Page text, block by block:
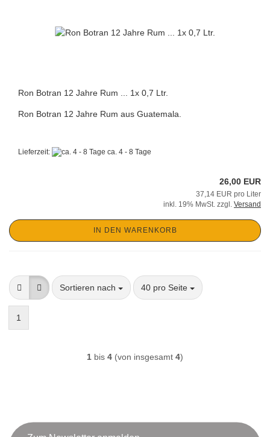
Ron Botran 12 Jahre Rum ... 1x 0,7 Ltr.
Ron Botran 12 Jahre Rum aus Guatemala.
Lieferzeit: ca. 4 - 8 Tage
26,00 EUR
37,14 EUR pro Liter
inkl. 19% MwSt. zzgl. Versand
IN DEN WARENKORB
Sortieren nach
Sortieren nach 40 pro Seite
pro Seite
1
1 bis 4 (von insgesamt 4)